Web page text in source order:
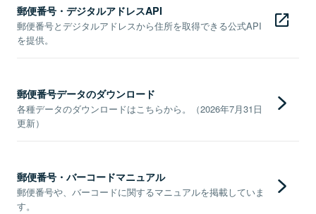
郵便番号・デジタルアドレスAPI
郵便番号とデジタルアドレスから住所を取得できる公式API
を提供。
郵便番号データのダウンロード
各種データのダウンロードはこちらから。（2026年7月31日
更新）
郵便番号・バーコードマニュアル
郵便番号や、バーコードに関するマニュアルを掲載していま
す。